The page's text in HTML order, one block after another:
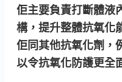
佢主要負責打斷體液
構，提升整體抗氧化
佢同其他抗氧化劑，
以令抗氧化防護更全